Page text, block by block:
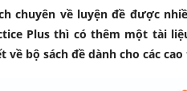
chuyên về luyện đề được
Plus thì có thêm một tài
về bộ sách đề dành cho các